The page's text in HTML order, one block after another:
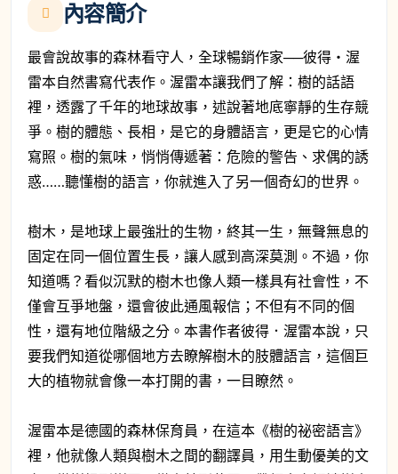
內容簡介
最會說故事的森林看守人，全球暢銷作家──彼得・渥
雷本自然書寫代表作。渥雷本讓我們了解：樹的話語
裡，透露了千年的地球故事，述說著地底寧靜的生存競
爭。樹的體態、長相，是它的身體語言，更是它的心情
寫照。樹的氣味，悄悄傳遞著：危險的警告、求偶的誘
惑……聽懂樹的語言，你就進入了另一個奇幻的世界。
樹木，是地球上最強壯的生物，終其一生，無聲無息的
固定在同一個位置生長，讓人感到高深莫測。不過，你
知道嗎？看似沉默的樹木也像人類一樣具有社會性，不
僅會互爭地盤，還會彼此通風報信；不但有不同的個
性，還有地位階級之分。本書作者彼得．渥雷本說，只
要我們知道從哪個地方去瞭解樹木的肢體語言，這個巨
大的植物就會像一本打開的書，一目瞭然。
渥雷本是德國的森林保育員，在這本《樹的祕密語言》
裡，他就像人類與樹木之間的翻譯員，用生動優美的文